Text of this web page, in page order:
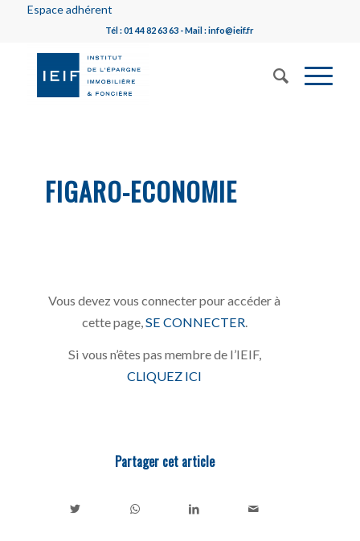
Espace adhérent
Tél : 01 44 82 63 63 - Mail : info@ieif.fr
FIGARO-ECONOMIE
Vous devez vous connecter pour accéder à
cette page, SE CONNECTER
Si vous n’êtes pas membre de l’IEIF,
CLIQUEZ ICI
Partager cet article